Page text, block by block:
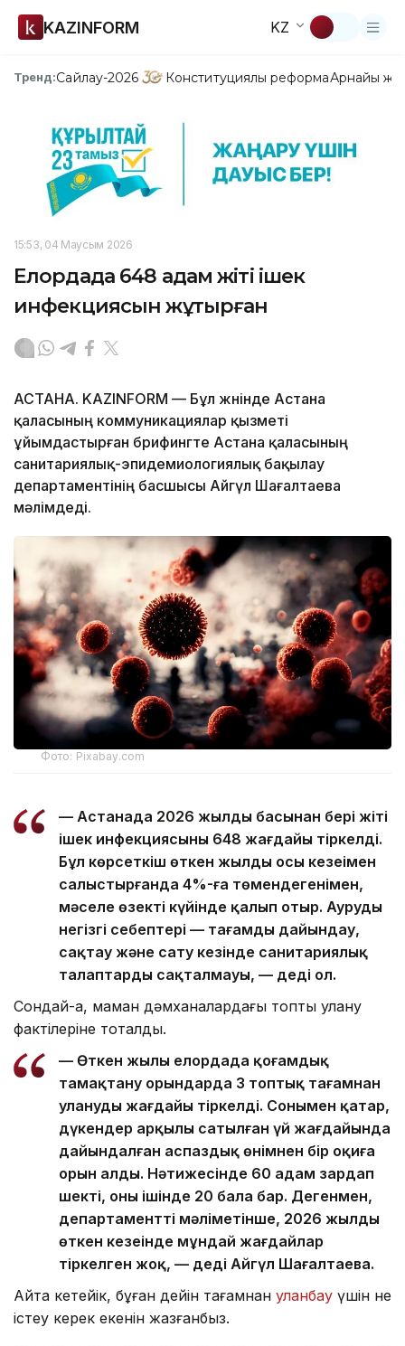
KAZINFORM KZ
Тренд:Сайлау-2026 Конституциялық реформаАрнайы
15:53, 04 Маусым 2026
Елордада 648 адам жіті ішек
инфекциясын жұқтырған
АСТАНА. KAZINFORM — Бұл жөнінде Астана
қаласының коммуникациялар қызметі
ұйымдастырған брифингте Астана қаласының
санитариялық-эпидемиологиялық бақылау
департаментінің басшысы Айгүл Шағалтаева
мәлімдеді.
Фото: Pixabay.com
— Астанада 2026 жылдың басынан бері жіті
ішек инфекциясының 648 жағдайы тіркелді.
Бұл көрсеткіш өткен жылдың осы кезеңімен
салыстырғанда 4%-ға төмендегенімен,
мәселе өзекті күйінде қалып отыр. Аурудың
негізгі себептері — тағамды дайындау,
сақтау және сату кезінде санитариялық
талаптардың сақталмауы, — деді ол.
Сондай-ақ, маман дәмханалардағы топтық улану
фактілеріне тоқталды.
— Өткен жылы елордада қоғамдық
тамақтану орындарда 3 топтық тағамнан
уланудың жағдайы тіркелді. Сонымен қатар,
дүкендер арқылы сатылған үй жағдайында
дайындалған аспаздық өнімнен бір оқиға
орын алды. Нәтижесінде 60 адам зардап
шекті, оның ішінде 20 бала бар. Дегенмен,
департаменттің мәліметінше, 2026 жылдың
өткен кезеңінде мұндай жағдайлар
тіркелген жоқ, — деді Айгүл Шағалтаева.
Айта кетейік, бұған дейін тағамнан уланбау үшін не
істеу керек екенін жазғанбыз.